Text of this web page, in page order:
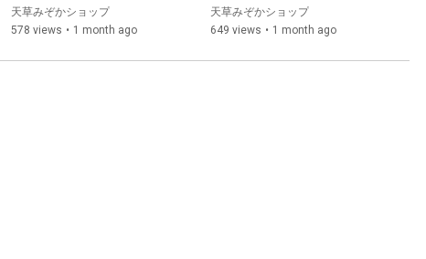
天草みぞかショップ
578 views • 1 month ago
天草みぞかショップ
649 views • 1 month ago